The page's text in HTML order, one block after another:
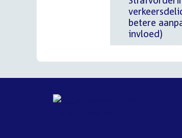
betere
invloed)